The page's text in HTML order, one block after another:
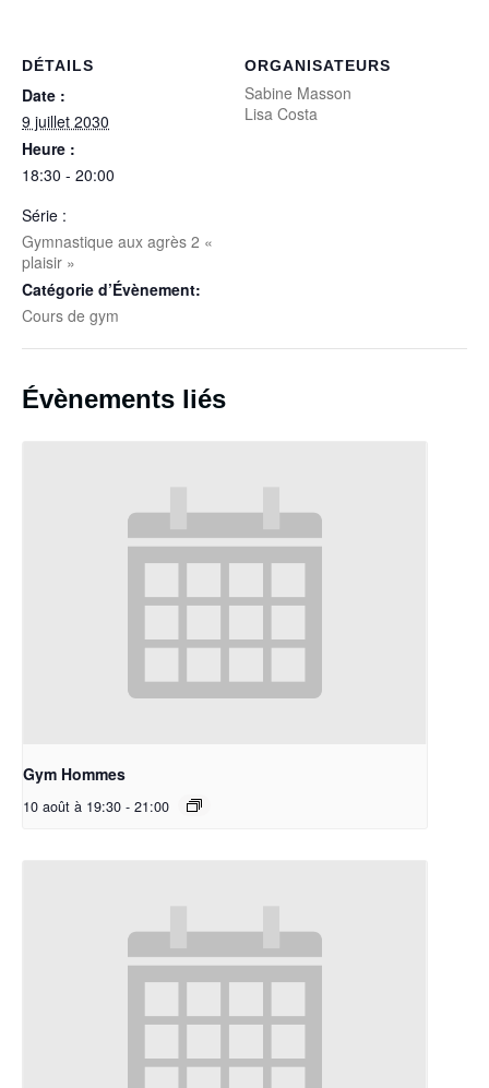
DÉTAILS
Date :
9 juillet 2030
Heure :
18:30 - 20:00
Série :
Gymnastique aux agrès 2 «
plaisir »
Catégorie d’Évènement:
Cours de gym
ORGANISATEURS
Sabine Masson
Lisa Costa
Évènements liés
Gym Hommes
10 août à 19:30 - 21:00